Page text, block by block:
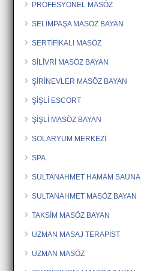
PROFESYONEL MASÖZ
SELİMPAŞA MASÖZ BAYAN
SERTİFİKALI MASÖZ
SİLİVRİ MASÖZ BAYAN
ŞİRİNEVLER MASÖZ BAYAN
ŞİŞLİ ESCORT
ŞİŞLİ MASÖZ BAYAN
SOLARYUM MERKEZİ
SPA
SULTANAHMET HAMAM SAUNA
SULTANAHMET MASÖZ BAYAN
TAKSİM MASÖZ BAYAN
UZMAN MASAJ TERAPİST
UZMAN MASÖZ